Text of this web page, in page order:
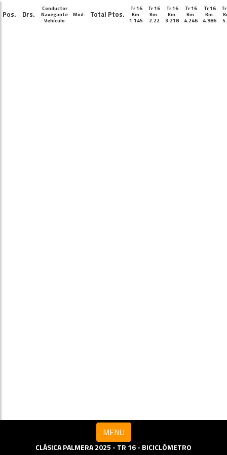
Pos. Drs.
Conductor
Navegante
Vehículo
Mod. Total Ptos.
Tr 16
Km.
1.145
Tr 16
Km.
2.22
Tr 16
Km.
3.218
Tr 16
Km.
4.246
Tr 16
Km.
4.986
MENU
CLÁSICA PALMERA 2025 - TR 16 - BICICLÓMETRO